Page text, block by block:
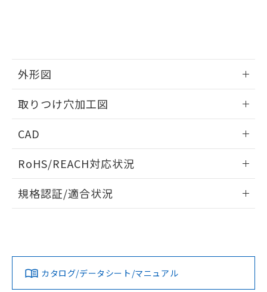
外形図
取りつけ穴加工図
CAD
ドすることができます。
ログイン/会員登録
ダウンロードデータをご利用いただく前に、以下を必ずお読
みください。
ソフトウェアの使用条件
RoHS/REACH対応状況
EU RoHS 注意事項・凡例
対応済み
規格認証/適合状況
カタログ/データシート/マニュアル
および当社の共同利用者が、当社の製
※当社の共同利用者とは、
の共同利用に関して"
の「1.共同利
とができます。
EU RoHS指令（10物質）の非含有証明書
ものではありません。
また、RoHS指令のフタル酸エステル類４
物質の対応では、対応完了までの期間は出
荷製品に未対応品が混在することから備考
欄に対応日を記載しておりました。